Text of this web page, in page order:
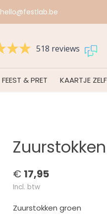
FEEST & PRET KAARTJE
518 reviews
hello@festlab.be
€ 17,95
Incl. btw
Zuurstokken groen